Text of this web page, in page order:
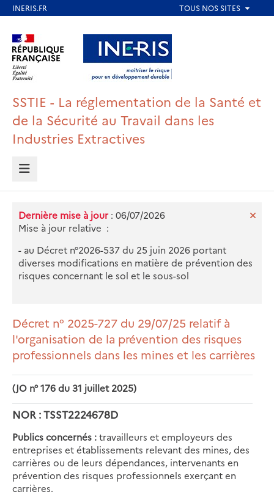
contenu
principal
Aller au contenu Aller au menu
Aller au pied de page
SSTIE - La réglementation de la Santé et
de la Sécurité au Travail dans les
Industries Extractives
MENU
Dernière mise à jour : 06/07/2026
Mise à jour relative :
- au Décret n°2026-537 du 25 juin 2026 portant
diverses modifications en matière de prévention des
risques concernant le sol et le sous-sol
Décret n° 2025-727 du 29/07/25 relatif à
l'organisation de la prévention des risques
professionnels dans les mines et les carrières
(JO n° 176 du 31 juillet 2025)
NOR : TSST2224678D
Publics concernés :travailleurs et employeurs des
entreprises et établissements relevant des mines, des
carrières ou de leurs dépendances, intervenants en
prévention des risques professionnels exerçant en
carrières.